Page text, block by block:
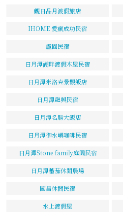
觀日品月渡假旅店
IHOME 愛瘋成功民宿
盧園民宿
日月潭湖畔渡假木屋民宿
日月潭米洛克景觀飯店
日月潭龍興民宿
日月潭名勝大飯店
日月潭御水嶼咖啡民宿
日月潭Stone family庭園民宿
日月潭蕃茄休閒農場
國昌休閒民宿
水上渡假屋